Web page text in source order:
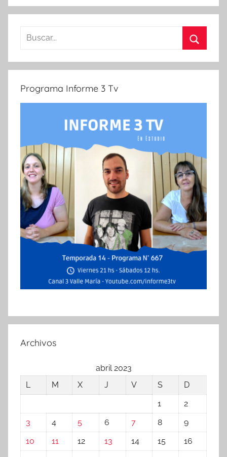
Buscar:
Programa Informe 3 Tv
Archivos
abril 2023
L
M X J V S
D
1
2
3
4 5 6 7 8
9
10
11 12 13 14 15
16